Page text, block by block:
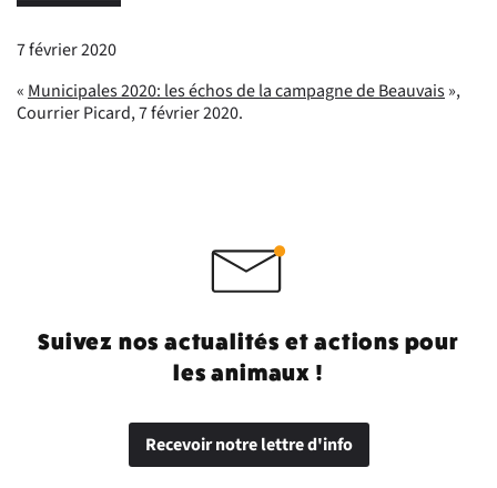
7 février 2020
« Municipales 2020: les échos de la campagne de Beauvais»,
Courrier Picard, 7 février 2020.
Suivez nos actualités et actions pour
les animaux !
Recevoir notre lettre d'info